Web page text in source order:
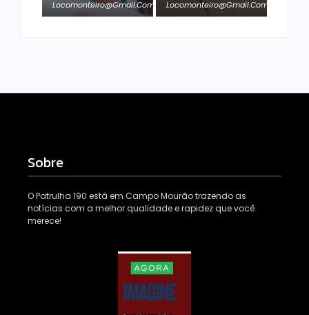
Locomonteiro@gmail.com
Locomonteiro@gmail.com
Sobre
O Patrulha 190 está em Campo Mourão trazendo as
notícias com a melhor qualidade e rapidez que você
merece!